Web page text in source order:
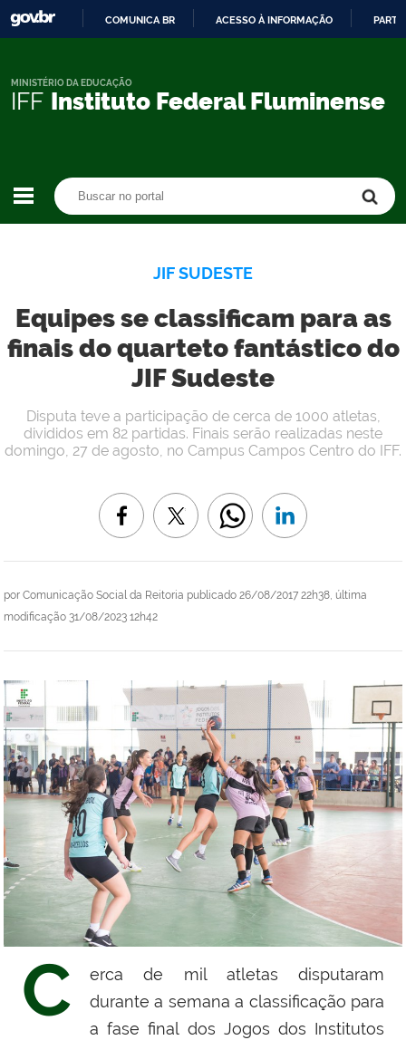
CONTEÚDO
COMUNICA BR ACESSO À INFORMAÇÃO
IFF Instituto Federal Fluminense
MINISTÉRIO DA EDUCAÇÃO
JIF SUDESTE
Equipes se classificam para as
finais do quarteto fantástico do
JIF Sudeste
por Comunicação Social da Reitoria publicado 26/08/2017 22h38, última
modificação 31/08/2023 12h42
Disputa teve a participação de cerca de 1000 atletas,
divididos em 82 partidas. Finais serão realizadas neste
domingo, 27 de agosto, no Campus Campos Centro do IFF.
C
erca de mil atletas disputaram
durante a semana a classificação para
a fase final dos Jogos dos Institutos